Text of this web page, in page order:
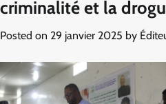
criminalité et la
Posted on 29 janvier 2025 by